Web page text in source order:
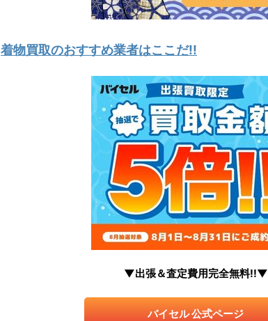
着物買取のおすすめ業者はここだ!!
▼出張＆査定費用完全無料!!▼
バイセル 公式ページ